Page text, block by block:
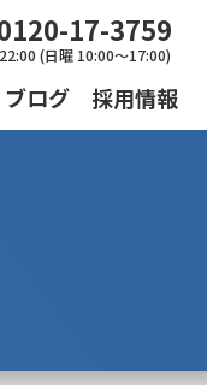
17-3759
(日曜 10:00～17:00)
ブログ 採用情報